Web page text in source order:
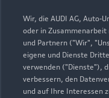
Wir, die AUDI AG,
oder in
und Partnern ("Wir",
eigene und Dienste
verwenden ("Dienste"),
verbessern, den
und auf Ihre Interessen